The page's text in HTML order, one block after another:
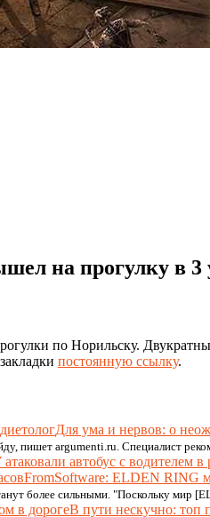
на прогулку в
по Норильску.
постоянную ссылку.
Для ума и нервов: о
пишет argumenti.ru. Специалист
автобус с водителем в
FromSoftware: ELDEN RING
более сильными. "Поскольку мир
В пути нескучно: топ